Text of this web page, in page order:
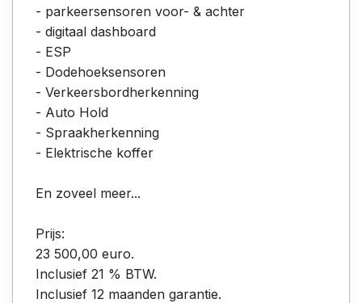
- parkeersensoren voor- & achter
- digitaal dashboard
- ESP
- Dodehoeksensoren
- Verkeersbordherkenning
- Auto Hold
- Spraakherkenning
- Elektrische koffer
En zoveel meer...
Prijs:
23 500,00 euro.
Inclusief 21 % BTW.
Inclusief 12 maanden garantie.